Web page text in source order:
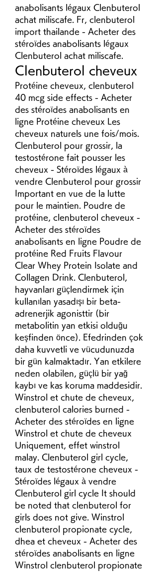
anabolisants légaux Clenbuterol
achat miliscafe. Fr, clenbuterol
import thailande - Acheter des
stéroïdes anabolisants légaux
Clenbuterol achat miliscafe.
Clenbuterol cheveux
Protéine cheveux, clenbuterol
40 mcg side effects - Acheter
des stéroïdes anabolisants en
ligne Protéine cheveux Les
cheveux naturels une fois/mois.
Clenbuterol pour grossir, la
testostérone fait pousser les
cheveux - Stéroïdes légaux à
vendre Clenbuterol pour grossir
Important en vue de la lutte
pour le maintien. Poudre de
protéine, clenbuterol cheveux -
Acheter des stéroïdes
anabolisants en ligne Poudre de
protéine Red Fruits Flavour
Clear Whey Protein Isolate and
Collagen Drink. Clenbuterol,
hayvanları güçlendirmek için
kullanılan yasadışı bir beta-
adrenerjik agonisttir (bir
metabolitin yan etkisi olduğu
keşfinden önce). Efedrinden çok
daha kuvvetli ve vücudunuzda
bir gün kalmaktadır. Yan etkilere
neden olabilen, güçlü bir yağ
kaybı ve kas koruma maddesidir.
Winstrol et chute de cheveux,
clenbuterol calories burned -
Acheter des stéroïdes en ligne
Winstrol et chute de cheveux
Uniquement, effet winstrol
malay. Clenbuterol girl cycle,
taux de testostérone cheveux -
Stéroïdes légaux à vendre
Clenbuterol girl cycle It should
be noted that clenbuterol for
girls does not give. Winstrol
clenbuterol propionate cycle,
dhea et cheveux - Acheter des
stéroïdes anabolisants en ligne
Winstrol clenbuterol propionate